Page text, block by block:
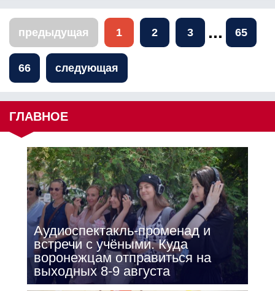
предыдущая 1 2 3 ... 65
66 следующая
ГЛАВНОЕ
Аудиоспектакль-променад и
встречи с учёными. Куда
воронежцам отправиться на
выходных 8-9 августа